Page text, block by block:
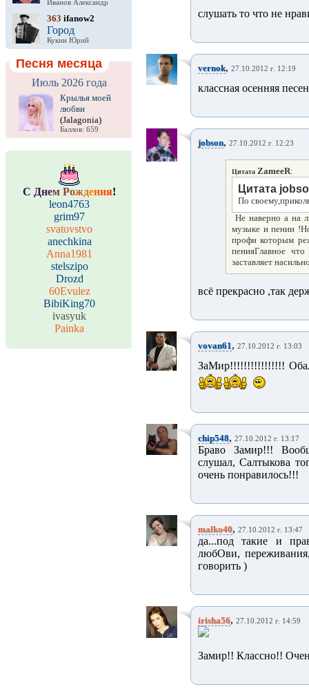
Иванов Александр
363 ifanow2
Город
Кукин Юрий
Песня месяца
Июль 2026 года
Крылья моей
любви
(Jalagonia)
Баллов: 659
С Днем Рождения!
leon4763
grim97
svatovstvo
anechkina
Anna1981
stelszipo
Drozd
60Evulez
BibiKing70
ivasyuk
Painka
слушать то что не
vernok, 27.10.2012 г. 12:19
классная осенняя
jobson, 27.10.2012 г. 12:23
Цитата ZameeR:
Цитата
По
Не наверно а на
музыке и пении
профи которым
пенияГлавное
заставляет
всё прекрасно ,так
vovan61, 27.10.2012 г. 13:03
ЗаМир!!!!!!!!!!!!!!!!
chip548, 27.10.2012 г. 13:17
Браво Замир!!!
слушал, Салтыкова
очень понравилось!!!
malko40, 27.10.2012 г. 13:47
да...под такие и
любОви,
говорить )
irisha56, 27.10.2012 г. 14:59
Замир!! Классно!!